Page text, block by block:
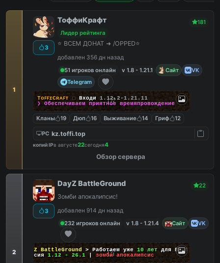
1
3
ТоффиКрафт
181
Лидер рейтинга
⭐ ВСЕМ ДОНАТ ➜ /OPPED⭐
добавлен 356 дн назад
51 игроков онлайн
v 1.8 - 1.21.1 Сайт
VK
Telegram
TᴏꜰꜰɪCʀᴀꜰᴛ ▢ Входи 1.12.2-1.21.11
❯ Обеспечиваем приятное времяпровождение
Кланы 19 Дюп 16 Выживание 14 Гриф 12
PC kz.toffi.top
копий IPв августе22сегодня4
Обзор сервера
2
3
DayZ BattleGround 22
Зомби апокалипсис!
добавлен 914 дн назад
232 игроков онлайн
v 1.8 - 1.21.4 Сайт VK
DayZ BattleGround > Работаем уже 10 лет для Вас!
Версия 1.12 - 26.1 | зомби апокалипсис